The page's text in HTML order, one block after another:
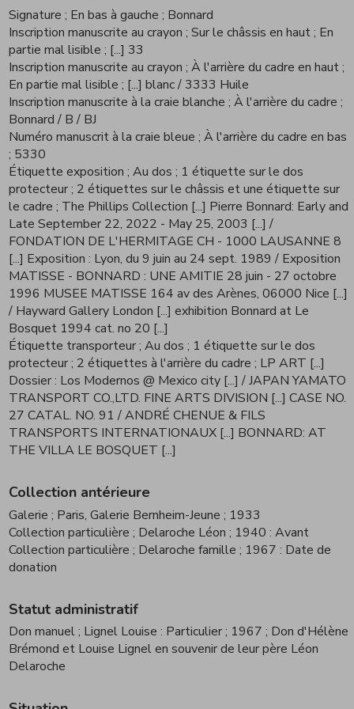
Signature; En bas à gauche; Bonnard
Inscription manuscrite au crayon; Sur le châssis en haut; En
partie mal lisible; [...] 33
Inscription manuscrite au crayon; À l'arrière du cadre en haut;
En partie mal lisible; [...] blanc / 3333 Huile
Inscription manuscrite à la craie blanche; À l'arrière du cadre;
Bonnard / B / BJ
Numéro manuscrit à la craie bleue; À l'arrière du cadre en bas
; 5330
Étiquette exposition; Au dos; 1 étiquette sur le dos
protecteur ; 2 étiquettes sur le châssis et une étiquette sur
le cadre; The Phillips Collection [...] Pierre Bonnard: Early and
Late September 22, 2022 - May 25, 2003 [...] /
FONDATION DE L'HERMITAGE CH - 1000 LAUSANNE 8
[...] Exposition : Lyon, du 9 juin au 24 sept. 1989 / Exposition
MATISSE - BONNARD : UNE AMITIE 28 juin - 27 octobre
1996 MUSEE MATISSE 164 av des Arènes, 06000 Nice [...]
/ Hayward Gallery London [...] exhibition Bonnard at Le
Bosquet 1994 cat. no 20 [...]
Étiquette transporteur; Au dos; 1 étiquette sur le dos
protecteur ; 2 étiquettes à l'arrière du cadre; LP ART [...]
Dossier : Los Modernos @ Mexico city [...] / JAPAN YAMATO
TRANSPORT CO.,LTD. FINE ARTS DIVISION [...] CASE NO.
27 CATAL. NO. 91 / ANDRÉ CHENUE & FILS
TRANSPORTS INTERNATIONAUX [...] BONNARD: AT
THE VILLA LE BOSQUET [...]
Collection antérieure
Galerie; Paris, Galerie Bernheim-Jeune; 1933
Collection particulière; Delaroche Léon; 1940 : Avant
Collection particulière; Delaroche famille; 1967 : Date de
donation
Statut administratif
Don manuel; Lignel Louise : Particulier; 1967; Don d'Hélène
Brémond et Louise Lignel en souvenir de leur père Léon
Delaroche